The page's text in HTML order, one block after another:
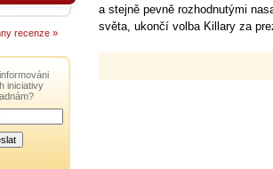
a stejně pevně rozhodnutými
světa, ukončí volba Killary za
recenze »
iniciativy